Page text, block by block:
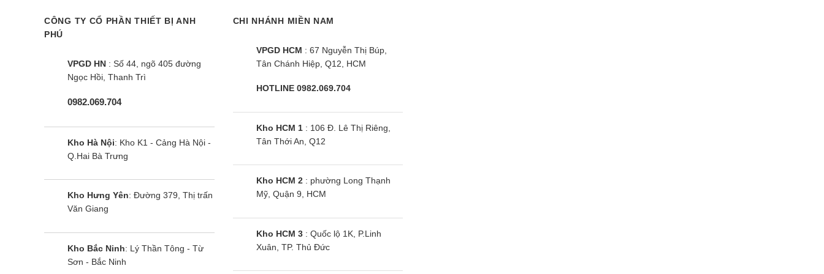
hàng ngày của gia đình.
– Sấy nhanh 40 phút: tiết kiệm thời gian sấy quần áo, phù hợp cho các loại vải mặc hàng ngày, vải cotton hoặc vải pha cần sấy nhanh.
Một số lưu ý khi lắp đặt và sử dụng
– Công suất tối đa khuyến nghị cho mỗi chương trình sấy có thể khác nhau
– Yêu cầu về điện áp của máy sấy EDV854J3WB là 220-240V. Hãy đảm bảo bạn cắm đúng điện áp để không làm hư hại máy
– Ổ điện phải nằm trong phạm vi 1,5m so với một trong hai phía của thiết bị.
– Để máy sấy nằm xa bếp và nguồn lửa hoặc các vật dụng dễ cháy vì nó dễ làm nóng chảy một phần máy hoặc gây cháy.
CÔNG TY CỔ PHẦN THIẾT BỊ ANH
PHÚ
VPGD HN : Số 44, ngõ 405 đường
Ngọc Hồi, Thanh Trì
0982.069.704
Kho Hà Nội: Kho K1 - Cảng Hà Nội -
Q.Hai Bà Trưng
Kho Hưng Yên: Đường 379, Thị trấn
Văn Giang
Kho Bắc Ninh: Lý Thần Tông - Từ
Sơn - Bắc Ninh
CHI NHÁNH MIỀN NAM
VPGD HCM : 67 Nguyễn Thị Búp,
Tân Chánh Hiệp, Q12, HCM
HOTLINE 0982.069.704
Kho HCM 1: 106 Đ. Lê Thị Riêng,
Tân Thới An, Q12
Kho HCM 2: phường Long Thạnh
Mỹ, Quận 9, HCM
Kho HCM 3: Quốc lộ 1K, P.Linh
Xuân, TP. Thủ Đức